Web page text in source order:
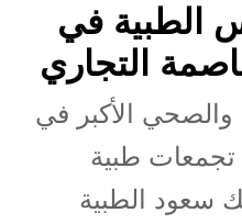
الطبية في
التجاري
والصحي الأكبر في
تجمعات طبية
سعود الطبية